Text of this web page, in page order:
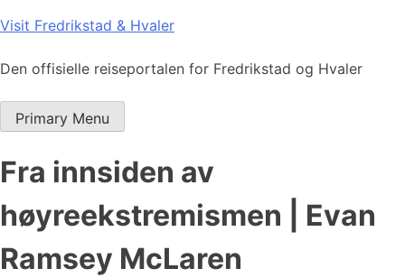
Skip
content
Visit Fredrikstad & Hvaler
Den offisielle reiseportalen for Fredrikstad og Hvaler
Primary Menu
Fra innsiden av
høyreekstremismen | Evan
Ramsey McLaren